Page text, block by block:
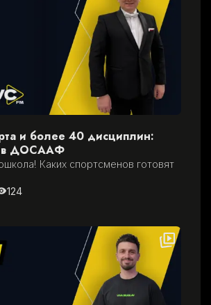
и более 40 дисциплин:
в ДОСААФ
Каких спортсменов готовят
124